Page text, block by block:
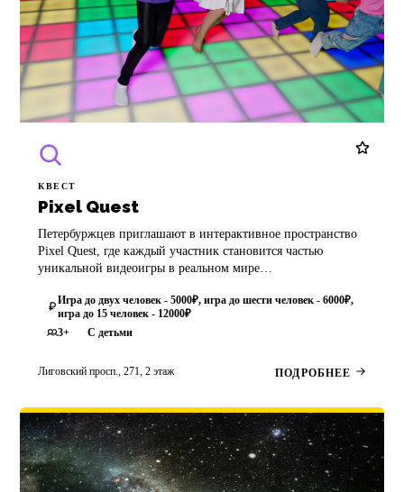
КВЕСТ
Pixel Quest
Петербуржцев приглашают в интерактивное пространство
Pixel Quest, где каждый участник становится частью
уникальной видеоигры в реальном мире…
Игра до двух человек - 5000₽, игра до шести человек - 6000₽,
игра до 15 человек - 12000₽
3+
С детьми
Лиговский просп., 271, 2 этаж ПОДРОБНЕЕ